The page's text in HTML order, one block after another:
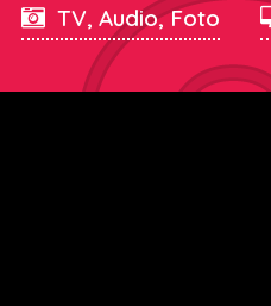
TV, Audio, Foto